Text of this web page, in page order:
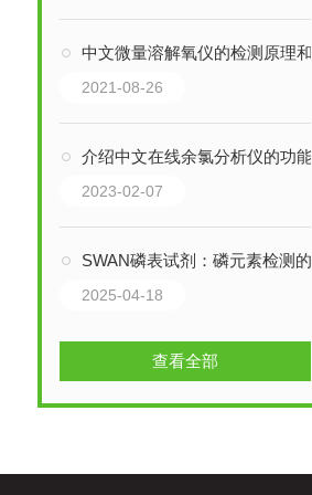
中文微量溶解氧仪的检测原理和功能特性介绍
2021-08-26
介绍中文在线余氯分析仪的功能
2023-02-07
SWAN磷表试剂：磷元素检测的“隐形守护者”
2025-04-18
查看全部